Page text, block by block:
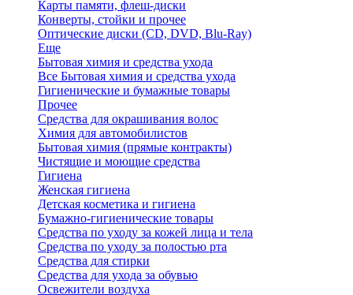
Карты памяти, флеш-диски
Конверты, стойки и прочее
Оптические диски (CD, DVD, Blu-Ray)
Еще
Бытовая химия и средства ухода
Все Бытовая химия и средства ухода
Гигиенические и бумажные товары
Прочее
Средства для окрашивания волос
Химия для автомобилистов
Бытовая химия (прямые контракты)
Чистящие и моющие средства
Гигиена
Женская гигиена
Детская косметика и гигиена
Бумажно-гигиенические товары
Средства по уходу за кожей лица и тела
Средства по уходу за полостью рта
Средства для стирки
Средства для ухода за обувью
Освежители воздуха